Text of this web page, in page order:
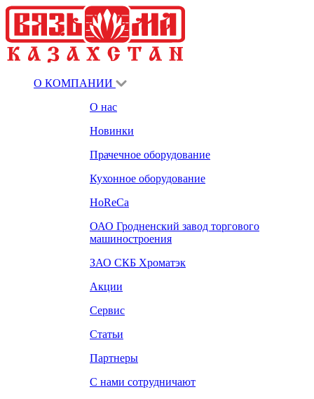
О КОМПАНИИ
О нас
Новинки
Прачечное оборудование
Кухонное оборудование
HoReCa
ОАО Гродненский завод торгового
машиностроения
ЗАО СКБ Хроматэк
Акции
Сервис
Статьи
Партнеры
С нами сотрудничают